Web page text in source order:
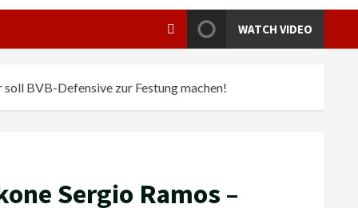
WATCH VIDEO
BVB-Defensive zur Festung machen!
Sergio Ramos –